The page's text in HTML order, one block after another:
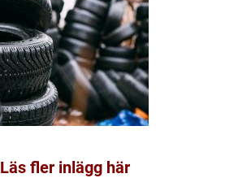
Läs fler inlägg här